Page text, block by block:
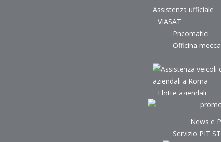
VIASAT
Pneomatici
Officina
Flotte aziendali
News e
Servizio PIT